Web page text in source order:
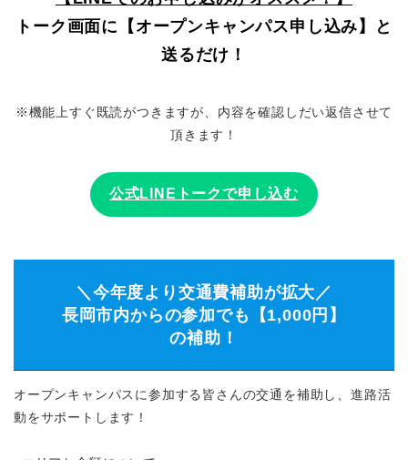
トーク画面に【オープンキャンパス申し込み】と
送るだけ！
※機能上すぐ既読がつきますが、内容を確認しだい返信させて
頂きます！
公式LINEトークで申し込む
＼今年度より交通費補助が拡大／
長岡市内からの参加でも【1,000円】
の補助！
オープンキャンパスに参加する皆さんの交通を補助し、進路活
動をサポートします！